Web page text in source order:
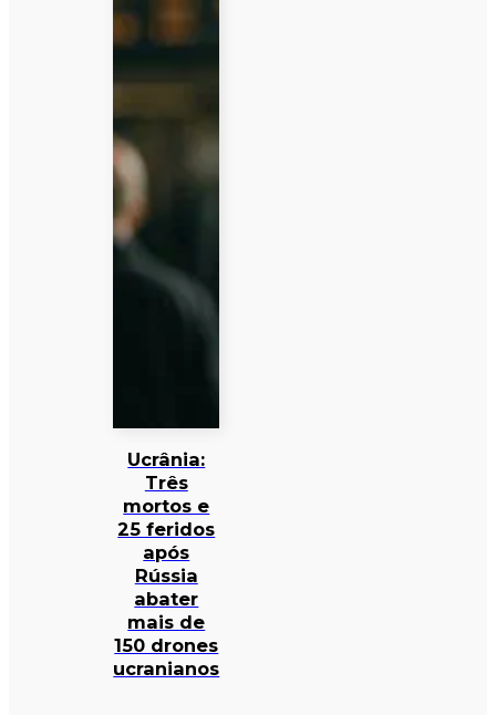
Ucrânia:
Três
mortos e
25 feridos
após
Rússia
abater
mais de
150 drones
ucranianos